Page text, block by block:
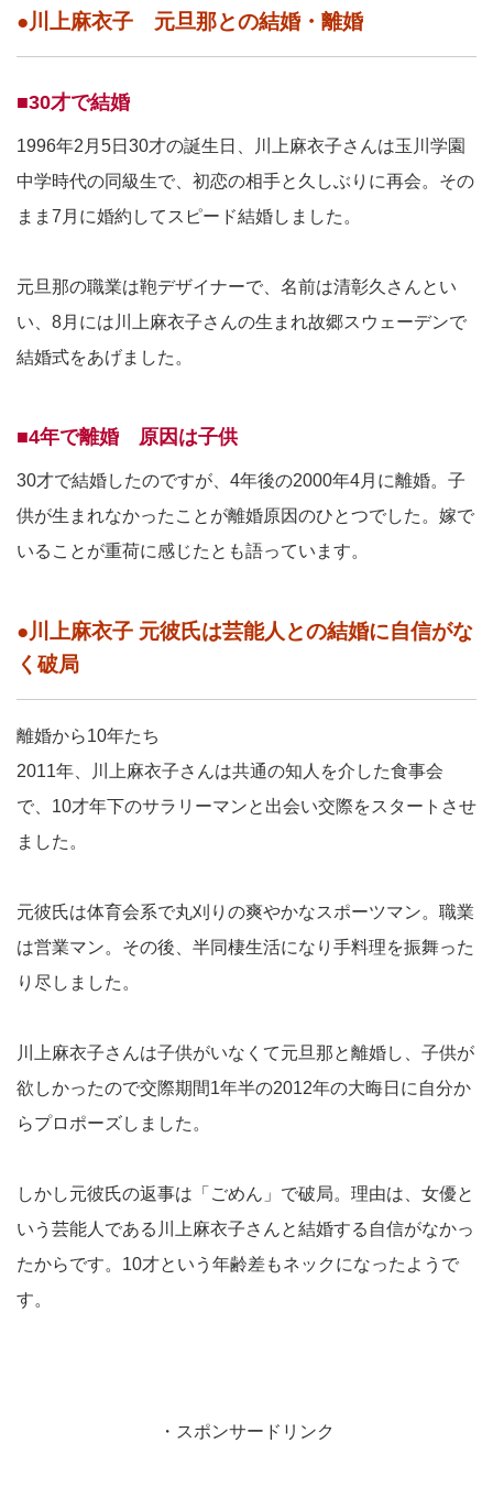
●川上麻衣子 元旦那との結婚・離婚
■30才で結婚
1996年2月5日30才の誕生日、川上麻衣子さんは玉川学園
中学時代の同級生で、初恋の相手と久しぶりに再会。その
まま7月に婚約してスピード結婚しました。
元旦那の職業は鞄デザイナーで、名前は清彰久さんとい
い、8月には川上麻衣子さんの生まれ故郷スウェーデンで
結婚式をあげました。
■4年で離婚 原因は子供
30才で結婚したのですが、4年後の2000年4月に離婚。子
供が生まれなかったことが離婚原因のひとつでした。嫁で
いることが重荷に感じたとも語っています。
●川上麻衣子 元彼氏は芸能人との結婚に自信がな
く破局
離婚から10年たち
2011年、川上麻衣子さんは共通の知人を介した食事会
で、10才年下のサラリーマンと出会い交際をスタートさせ
ました。
元彼氏は体育会系で丸刈りの爽やかなスポーツマン。職業
は営業マン。その後、半同棲生活になり手料理を振舞った
り尽しました。
川上麻衣子さんは子供がいなくて元旦那と離婚し、子供が
欲しかったので交際期間1年半の2012年の大晦日に自分か
らプロポーズしました。
しかし元彼氏の返事は「ごめん」で破局。理由は、女優と
いう芸能人である川上麻衣子さんと結婚する自信がなかっ
たからです。10才という年齢差もネックになったようで
す。
・スポンサードリンク